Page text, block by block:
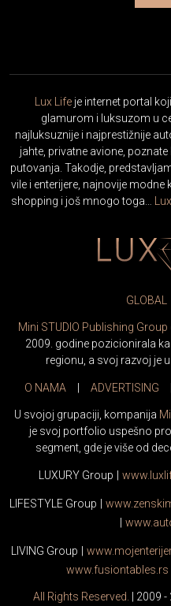
Lux Lifeje internet portal
glamurom i luksuzom u
najluksuznije i najprestižnije
jahte, privatne avione,
putovanja. Takodje,
vile i enterijere, najnovije
shopping i još mnogo toga…
GLOBAL
Mini STUDIO Publishing Group
2009. godine pozicionirala
regionu, a svoj razvoj je
O NAMA ADVERTISING
U svojoj grupaciji, kompanija
je svoj portfolio uspešno
segment, gde je više od
LUXURY Group www.
LIFESTYLE Group www. zenski
www.
LIVING Group www. moj
www. fusiontables .rs
All Rights Reserved. | 2009 -